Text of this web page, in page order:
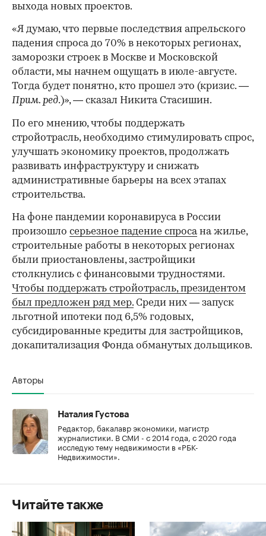
выхода новых проектов.
«Я думаю, что первые последствия апрельского
падения спроса до 70% в некоторых регионах,
заморозки строек в Москве и Московской
области, мы начнем ощущать в июле-августе.
Тогда будет понятно, кто прошел это (кризис. —
Прим. ред.)», — сказал Никита Стасишин.
00:00 / 00:00
По его мнению, чтобы поддержать
стройотрасль, необходимо стимулировать спрос,
улучшать экономику проектов, продолжать
развивать инфраструктуру и снижать
административные барьеры на всех этапах
строительства.
На фоне пандемии коронавируса в России
произошло серьезное падение спросана жилье,
строительные работы в некоторых регионах
были приостановлены, застройщики
столкнулись с финансовыми трудностями.
Чтобы поддержать стройотрасль, президентом
был предложен ряд мер. Среди них — запуск
льготной ипотеки под 6,5% годовых,
субсидированные кредиты для застройщиков,
докапитализация Фонда обманутых дольщиков.
Авторы
Наталия Густова
Редактор, бакалавр экономики, магистр
журналистики. В СМИ - с 2014 года, с 2020 года
исследую тему недвижимости в «РБК-
Недвижимости».
Читайте также